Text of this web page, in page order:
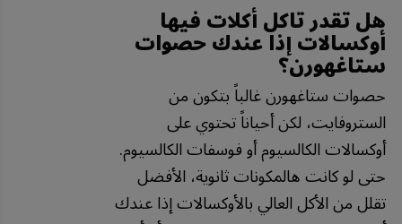
هل تقدر تاكل أكلات فيها
أوكسالات إذا عندك حصوات
ستاغهورن؟
حصوات ستاغهورن غالباً بتكون من
الستروفايت، لكن أحياناً تحتوي على
أوكسالات الكالسيوم أو فوسفات الكالسيوم.
حتى لو كانت هالمكونات ثانوية، الأفضل
تقلل من الأكل العالي بالأوكسالات إذا عندك